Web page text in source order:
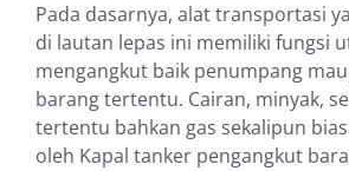
Pada dasarnya, alat transportasi
di lautan lepas ini memiliki fungsi
mengangkut baik penumpang
barang tertentu. Cairan, minyak,
tertentu bahkan gas sekalipun
oleh Kapal tanker pengangkut